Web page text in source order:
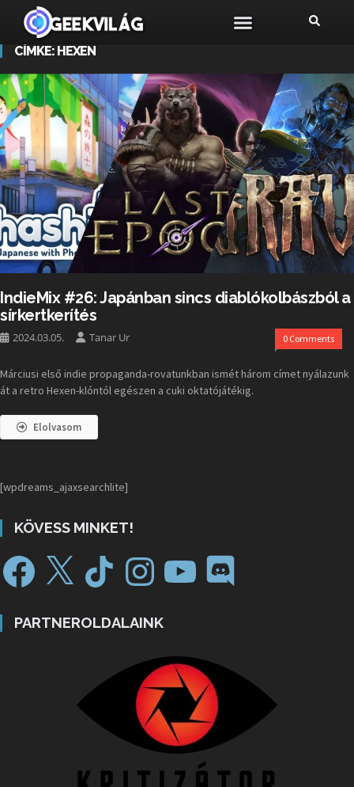
CÍMKE: HEXEN
IndieMix #26: Japánban sincs diablókolbászból a
sírkertkerítés
2024.03.05. Tanar Ur 0 Comments
Márciusi első indie propaganda-rovatunkban ismét három címet nyálazunk
át a retro Hexen-klóntól egészen a cuki oktatójátékig.
Elolvasom
[wpdreams_ajaxsearchlite]
KÖVESS MINKET!
PARTNEROLDALAINK